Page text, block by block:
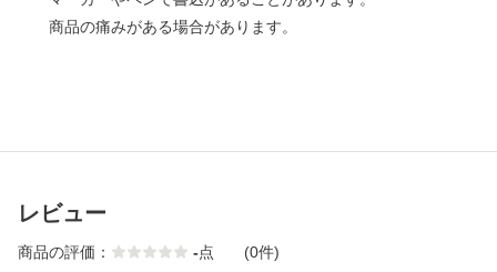
商品の痛みがある場合があります。
レビュー
商品の評価： -点 (0件)